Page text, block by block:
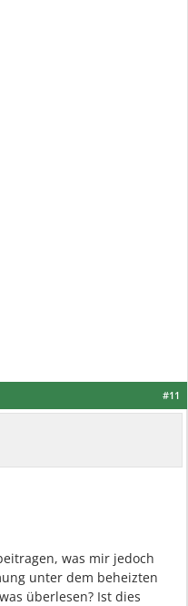
#11
was mir jedoch
unter dem beheizten
überlesen? Ist dies